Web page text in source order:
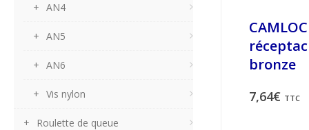
bronze
7,64€ TTC
AN4
AN5
AN6
Vis nylon
Roulette de queue